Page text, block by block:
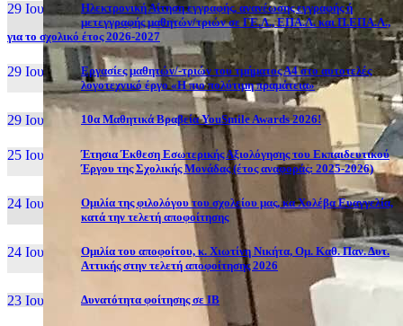
29 Ιουν, 26
Ηλεκτρονική Αίτηση εγγραφής, ανανέωσης εγγραφής ή
μετεγγραφής μαθητών/τριών σε ΓΕ.Λ., ΕΠΑ.Λ. και Π.ΕΠΑ.Λ.,
για το σχολικό έτος 2026-2027
29 Ιουν, 26
Εργασίες μαθητών/-τριών του τμήματος Α4 στο αυτοτελές
λογοτεχνικό έργο «Η πιο πολύτιμη πραμάτεια»
29 Ιουν, 26 10α Μαθητικά Βραβεία YouSmile Awards 2026!
25 Ιουν, 26
Έτησια Έκθεση Εσωτερικής Αξιολόγησης του Εκπαιδευτικού
Έργου της Σχολικής Μονάδας (έτος αναφοράς: 2025-2026)
24 Ιουν, 26
Ομιλία της φιλολόγου του σχολείου μας, κα Χολέβα Ευαγγελία,
κατά την τελετή αποφοίτησης
24 Ιουν, 26
Ομιλία του αποφοίτου, κ. Χιωτίνη Νικήτα, Ομ. Καθ. Παν. Δυτ.
Αττικής στην τελετή αποφοίτησης 2026
23 Ιουν, 26 Δυνατότητα φοίτησης σε ΙΒ